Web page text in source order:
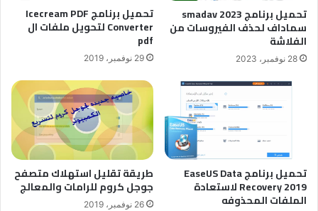
تحميل برنامج smadav 2023
سماداف لحذف الفيروسات من
الفلاشة
28 نوفمبر، 2023
تحميل برنامج Icecream PDF
Converter لتحويل ملفات ال
pdf
29 نوفمبر، 2019
تحميل برنامج EaseUS Data
Recovery 2019 لاستعادة
الملفات المحذوفه
طريقة تقليل استهلاك متصفح
جوجل كروم للرامات والمعالج
26 نوفمبر، 2019